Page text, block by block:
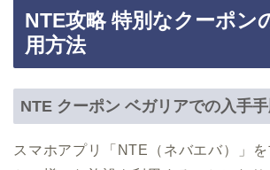
NTE攻略 特別なクーポン
用方法
NTE クーポン ベガリアでの入手
スマホアプリ「NTE（ネバエバ）」